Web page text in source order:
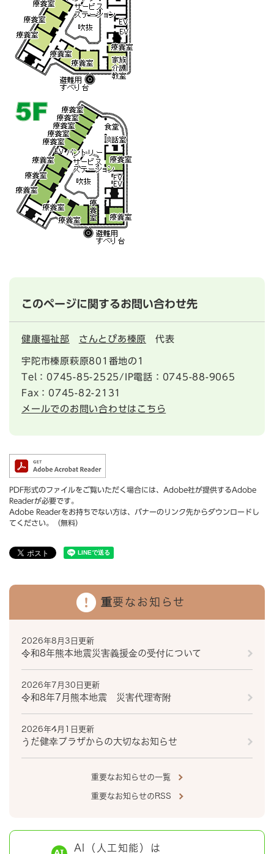
このページに関するお問い合わせ先
健康福祉部 さんとぴあ榛原 代表
宇陀市榛原萩原801番地の1
Tel：0745-85-2525/IP電話：0745-88-9065
Fax：0745-82-2131
メールでのお問い合わせはこちら
PDF形式のファイルをご覧いただく場合には、Adobe社が提供するAdobe
Readerが必要です。
Adobe Readerをお持ちでない方は、バナーのリンク先からダウンロードし
てください。（無料）
重要なお知らせ
2026年8月3日更新
令和8年熊本地震災害義援金の受付について
2026年7月30日更新
令和8年7月熊本地震 災害代理寄附
2026年4月1日更新
うだ健幸プラザからの大切なお知らせ
重要なお知らせの一覧
重要なお知らせのRSS
AI（人工知能）は